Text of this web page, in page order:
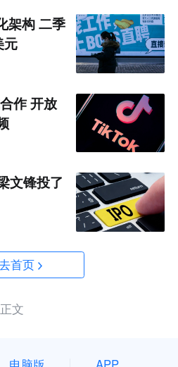
架构 二季
元
作 开放
文锋投了
首页
正文